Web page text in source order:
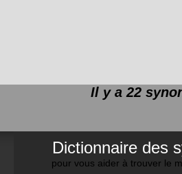
Il y a 22
Dictionnaire des
pour vous aider à trouver le